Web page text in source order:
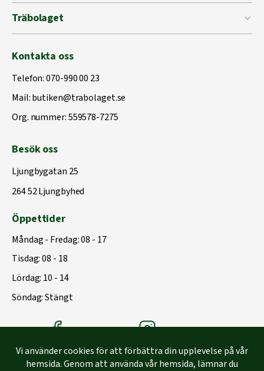
Träbolaget
Kontakta oss
Telefon:070-990 00 23
Mail:butiken@trabolaget.se
Org. nummer: 559578-7275
Besök oss
Ljungbygatan 25
264 52 Ljungbyhed
Öppettider
Måndag - Fredag: 08 - 17
Tisdag: 08 - 18
Lördag: 10 - 14
Söndag: Stängt
Träbolagets FacebookTräbolagets instagram